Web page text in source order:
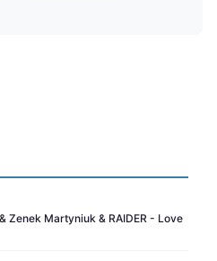
Zenek Martyniuk & RAIDER - Love